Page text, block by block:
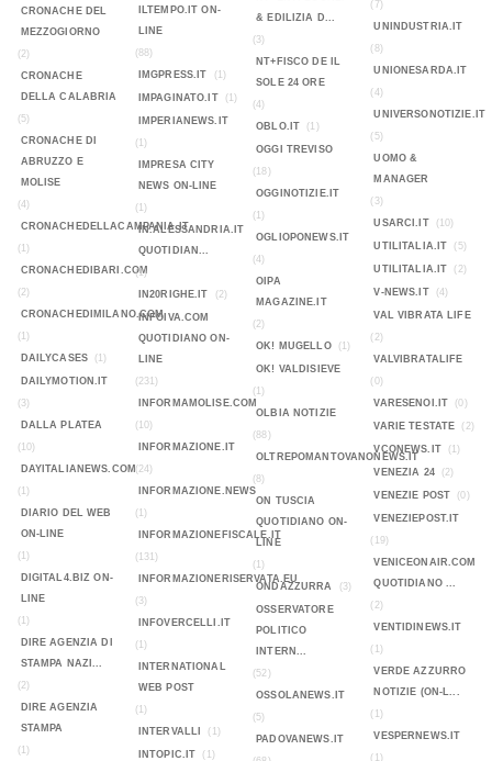
CRONACHE DEL
MEZZOGIORNO
(2)
CRONACHE
DELLA CALABRIA
(5)
CRONACHE DI
ABRUZZO E
MOLISE
(4)
CRONACHEDELLACAMPANIA.IT
(1)
CRONACHEDIBARI.COM
(2)
CRONACHEDIMILANO.COM
(1)
DAILYCASES
(1)
DAILYMOTION.IT
(3)
DALLA PLATEA
(10)
DAYITALIANEWS.COM
(1)
DIARIO DEL WEB
ON-LINE
(1)
DIGITAL4.BIZ ON-
LINE
(1)
DIRE AGENZIA DI
STAMPA NAZI...
(2)
DIRE AGENZIA
STAMPA
(1)
ILTEMPO.IT ON-
LINE
(88)
IMGPRESS.IT
(1)
IMPAGINATO.IT (1)
IMPERIANEWS.IT
(1)
IMPRESA CITY
NEWS ON-LINE
(1)
IN.ALESSANDRIA.IT
QUOTIDIAN...
(1)
IN20RIGHE.IT
(2)
INFOIVA.COM
QUOTIDIANO ON-
LINE
(231)
INFORMAMOLISE.COM
(10)
INFORMAZIONE.IT
(24)
INFORMAZIONE.NEWS
(1)
INFORMAZIONEFISCALE.IT
(131)
INFORMAZIONERISERVATA.EU
(3)
INFOVERCELLI.IT
(1)
INTERNATIONAL
WEB POST
(1)
INTERVALLI
(1)
INTOPIC.IT (1)
& EDILIZIA D...
(3)
NT+FISCO DE IL
SOLE 24 ORE
(4)
OBLO.IT
(1)
OGGI TREVISO
(18)
OGGINOTIZIE.IT
(1)
OGLIOPONEWS.IT
(4)
OIPA
MAGAZINE.IT
(2)
OK! MUGELLO
(1)
OK! VALDISIEVE
(1)
OLBIA NOTIZIE
(88)
OLTREPOMANTOVANONEWS.IT
(8)
ON TUSCIA
QUOTIDIANO ON-
LINE
(1)
ONDAZZURRA
(3)
OSSERVATORE
POLITICO
INTERN...
(52)
OSSOLANEWS.IT
(5)
PADOVANEWS.IT
(7)
UNINDUSTRIA.IT
(8)
UNIONESARDA.IT
(4)
UNIVERSONOTIZIE.IT
(5)
UOMO &
MANAGER
(3)
USARCI.IT
(10)
UTILITALIA.IT (5)
UTILITALIA.IT (2)
V-NEWS.IT (4)
VAL VIBRATA LIFE
(2)
VALVIBRATALIFE
(0)
VARESENOI.IT
(0)
VARIE TESTATE (2)
VCONEWS.IT (1)
VENEZIA 24 (2)
VENEZIE POST (0)
VENEZIEPOST.IT
(19)
VENICEONAIR.COM
QUOTIDIANO ...
(2)
VENTIDINEWS.IT
(1)
VERDE AZZURRO
NOTIZIE (ON-L...
(1)
VESPERNEWS.IT
(1)